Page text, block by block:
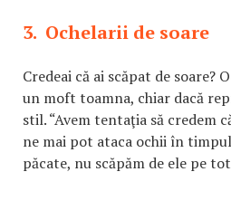
3. Ochelarii de soare
Credeai că ai scăpat de soare?
un moft toamna, chiar dacă
stil. “Avem tentaţia să credem
ne mai pot ataca ochii în
păcate, nu scăpăm de ele pe